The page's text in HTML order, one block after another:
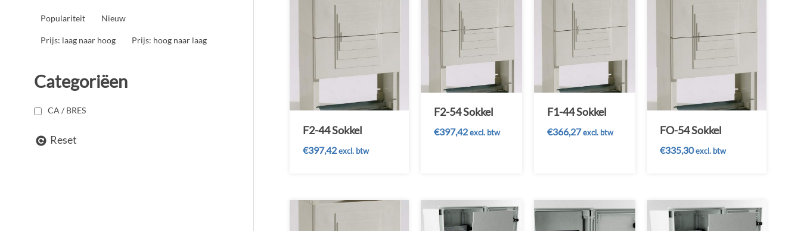
Populariteit Nieuw
Prijs: laag naar hoog Prijs: hoog naar laag
Categoriëen
CA / BRES
Reset
F2-44 Sokkel
€397,42 excl. btw
F2-54 Sokkel
€397,42 excl. btw
F1-44 Sokkel
€366,27 excl. btw FO-54 Sokkel
€335,30excl. btw